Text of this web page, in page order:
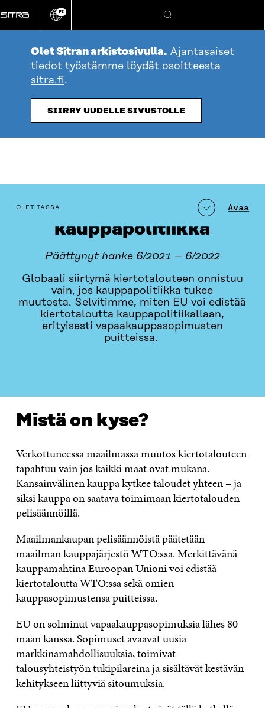
suoraan
sisältöön
Vaihda
kieli
FI
Hae
Olet Sitran arkistosivulla. Ajantasaiset
tiedot työstämme löydät osoitteesta
sitra.fi.
SIIRRY UUDELLE SIVUSTOLLE
Kiertotalous ja
kauppapolitiikka
Päättynyt hanke 6/2021 – 6/2022
Globaali siirtymä kiertotalouteen onnistuu
vain, jos kauppapolitiikka tukee
muutosta. Selvitimme, miten EU voi edistää
kiertotaloutta kauppapolitiikallaan,
erityisesti vapaakauppasopimusten
puitteissa.
table_of_contents
OLET TÄSSÄ Avaa
Mistä on kyse?
Verkottuneessa maailmassa muutos kiertotalouteen
tapahtuu vain jos kaikki maat ovat mukana.
Kansainvälinen kauppa kytkee taloudet yhteen – ja
siksi kauppa on saatava toimimaan kiertotalouden
pelisäännöillä.
Maailmankaupan pelisäännöistä päätetään
maailman kauppajärjestö WTO:ssa. Merkittävänä
kauppamahtina Euroopan Unioni voi edistää
kiertotaloutta WTO:ssa sekä omien
kauppasopimustensa puitteissa.
EU on solminut vapaakauppasopimuksia lähes 80
maan kanssa. Sopimuset avaavat uusia
markkinamahdollisuuksia, toimivat
talousyhteistyön tukipilareina ja sisältävät kestävän
kehitykseen liittyviä sitoumuksia.